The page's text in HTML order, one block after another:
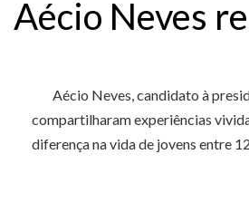
Aécio Neves
Aécio Neves, candidato à
compartilharam experiências
diferença na vida de jovens entre